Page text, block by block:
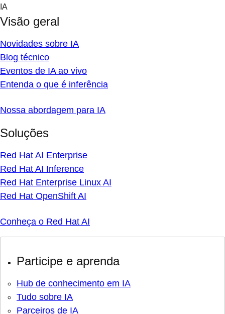
Skip
content
IA
Visão geral
Novidades sobre IA
Blog técnico
Eventos de IA ao vivo
Entenda o que é inferência
Nossa abordagem para IA
Soluções
Red Hat AI Enterprise
Red Hat AI Inference
Red Hat Enterprise Linux AI
Red Hat OpenShift AI
Conheça o Red Hat AI
Participe e aprenda
Hub de conhecimento em IA
Tudo sobre IA
Parceiros de IA